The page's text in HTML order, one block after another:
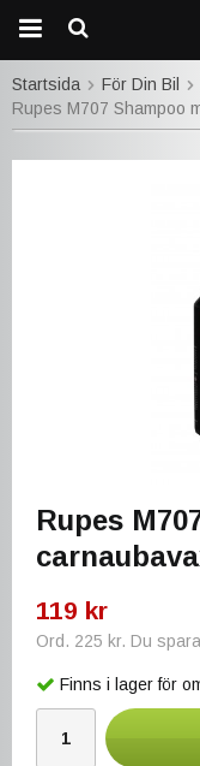
Startsida För Din Bil
Rupes M707 Shampoo
Rupes
119 kr
Ord. 225 kr. Du
Finns i lager för